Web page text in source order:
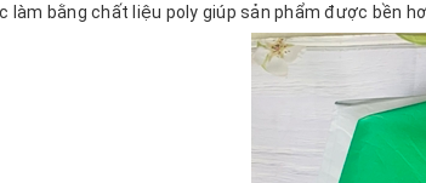
làm bằng chất liệu poly giúp sản phẩm được bền